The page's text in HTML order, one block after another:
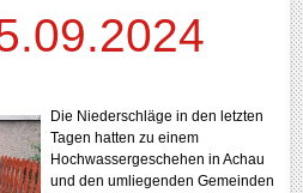
Die Niederschläge in den letzten
Tagen hatten zu einem
Hochwassergeschehen in Achau
und den umliegenden Gemeinden